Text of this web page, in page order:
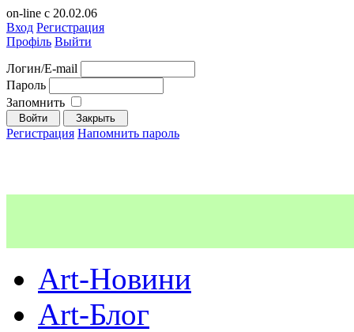
on-line с 20.02.06
Вход Регистрация
Профіль Выйти
Логин/E-mail
Пароль
Запомнить
Регистрация Напомнить пароль
Art-Новини
Art-Блог